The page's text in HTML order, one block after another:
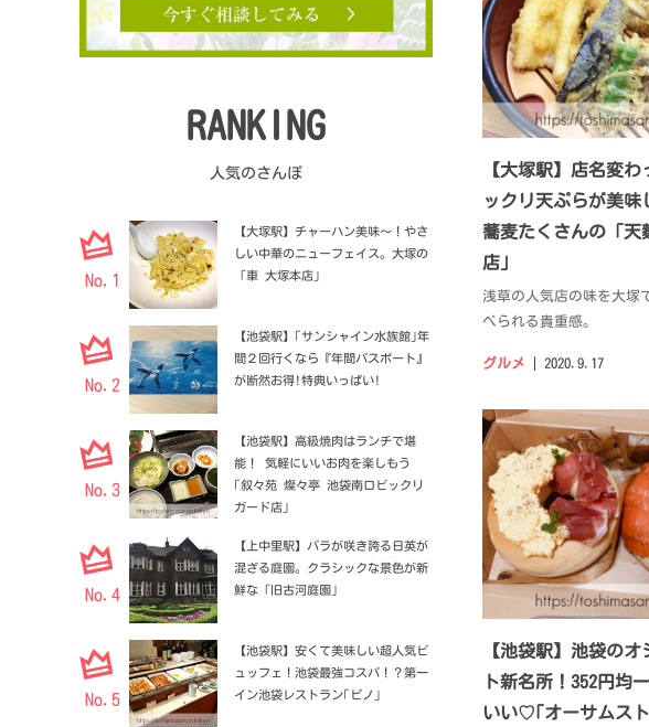
【大塚駅】店名変
ックリ天ぷらが美味
蕎麦たくさんの「天
店」
浅草の人気店の味を大塚
べられる貴重感。
グルメ 2020.9.17
【池袋駅】池袋のオ
ト新名所！352円均
いい♡｢オーサムスト
RANKING
人気のさんぽ
No.1
【大塚駅】チャーハン美味〜！やさ
しい中華のニューフェイス。大塚の
「車 大塚本店」
No.2
【池袋駅】｢サンシャイン水族館｣年
間２回行くなら『年間パスポート』
が断然お得!特典いっぱい!
No.3
【池袋駅】高級焼肉はランチで堪
能！ 気軽にいいお肉を楽しもう
｢叙々苑 燦々亭 池袋南口ビックリ
ガード店｣
No.4
【上中里駅】バラが咲き誇る日英が
混ざる庭園。クラシックな景色が新
鮮な「旧古河庭園」
No.5
【池袋駅】安くて美味しい超人気ビ
ュッフェ！池袋最強コスパ！？第一
イン池袋レストラン｢ピノ｣